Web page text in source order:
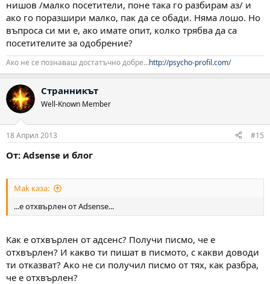
нишов /малко посетители, поне така го разбирам аз/ и
ако го поразшири малко, пак да се обади. Няма лошо. Но
въпроса си ми е, ако имате опит, колко трябва да са
посетителите за одобрение?
Ако не се познаваш достатъчно добре...http://psycho-profil.com/
Странникът
Well-Known Member
18 Април 2013 #15
От: Adsense и блог
Mak каза:
...е отхвърлен от Adsense...
Как е отхвърлен от адсенс? Получи писмо, че е
отхвърлен? И какво ти пишат в писмото, с какви доводи
ти отказват? Ако не си получил писмо от тях, как разбра,
че е отхвърлен?